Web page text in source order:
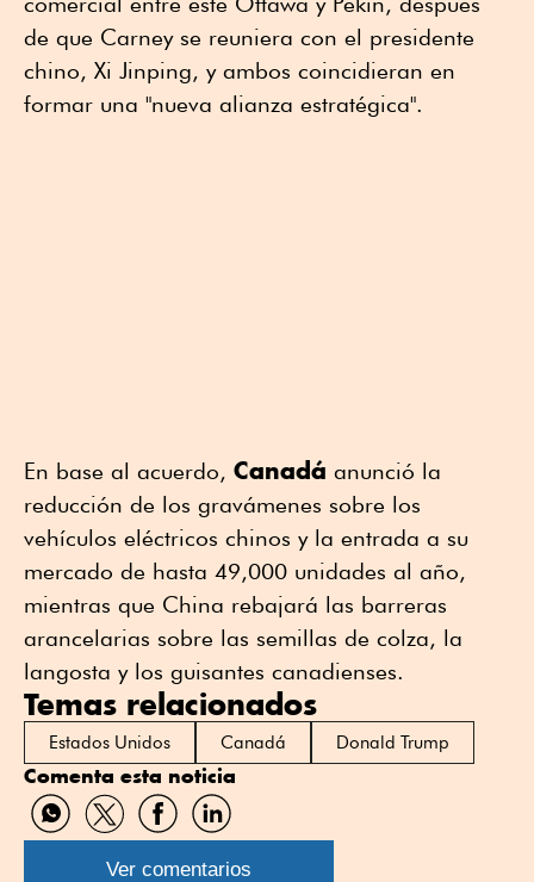
de que Carney se reuniera con el presidente
chino, Xi Jinping, y ambos coincidieran en
formar una "nueva alianza estratégica".
En base al acuerdo, Canadá anunció la
reducción de los gravámenes sobre los
vehículos eléctricos chinos y la entrada a su
mercado de hasta 49,000 unidades al año,
mientras que China rebajará las barreras
arancelarias sobre las semillas de colza, la
langosta y los guisantes canadienses.
Temas relacionados
Estados Unidos Canadá Donald Trump
Comenta esta noticia
Compartir
por
WhatsApp
Compartir
por
Twitter
Compartir
por
Facebook
Compartir
por
Linkedin
Ver comentarios